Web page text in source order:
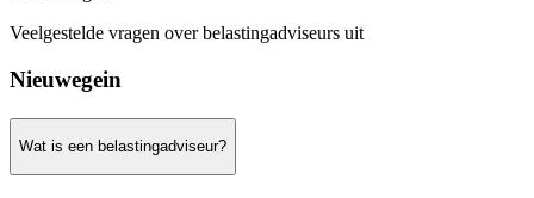
Veelgestelde vragen over belastingadviseurs uit
Nieuwegein
Wat is een belastingadviseur?